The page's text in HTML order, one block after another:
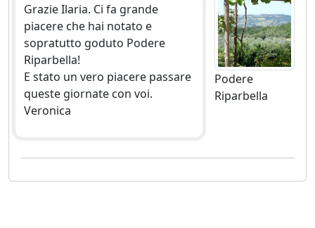
Grazie Ilaria. Ci fa grande
piacere che hai notato e
sopratutto goduto Podere
Riparbella!
E stato un vero piacere passare
queste giornate con voi.
Veronica
Podere
Riparbella